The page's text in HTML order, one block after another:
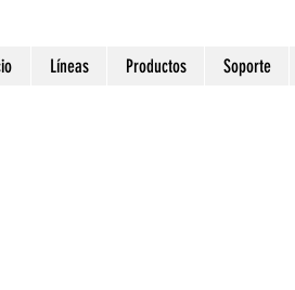
Líneas Productos Soporte